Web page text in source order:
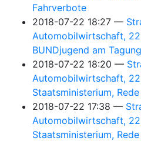
Fahrverbote
2018-07-22 18:27
Automobilwirtschaft,
BUNDjugend am
2018-07-22 18:20
Automobilwirtschaft,
Staatsministerium,
2018-07-22 17:38
Automobilwirtschaft,
Staatsministerium,